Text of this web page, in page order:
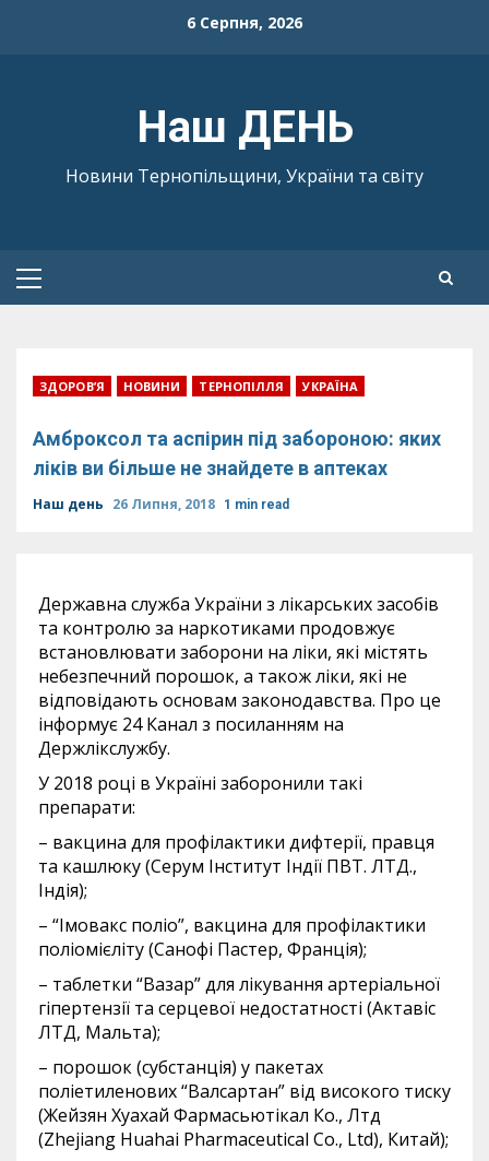
6 Серпня, 2026
Наш ДЕНЬ
Новини Тернопільщини, України та світу
Primary
ЗДОРОВ’Я НОВИНИ ТЕРНОПІЛЛЯ УКРАЇНА
Амброксол та аспірин під забороною: яких
ліків ви більше не знайдете в аптеках
Наш день 26 Липня, 2018 1 min read
Державна служба України з лікарських засобів
та контролю за наркотиками продовжує
встановлювати заборони на ліки, які містять
небезпечний порошок, а також ліки, які не
відповідають основам законодавства. Про це
інформує 24 Канал з посиланням на
Держлікслужбу.
У 2018 році в Україні заборонили такі
препарати:
– вакцина для профілактики дифтерії, правця
та кашлюку (Серум Інститут Індії ПВТ. ЛТД.,
Індія);
– “Імовакс поліо”, вакцина для профілактики
поліомієліту (Санофі Пастер, Франція);
– таблетки “Вазар” для лікування артеріальної
гіпертензії та серцевої недостатності (Актавіс
ЛТД, Мальта);
– порошок (субстанція) у пакетах
поліетиленових “Валсартан” від високого тиску
(Жейзян Хуахай Фармасьютікал Ко., Лтд
(Zhejiang Huahai Pharmaceutical Co., Ltd), Китай);